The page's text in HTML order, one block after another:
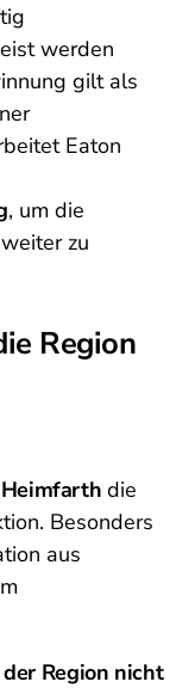
werden
gilt als
Eaton
, um die
zu
Region
die
Besonders
aus
Region nicht